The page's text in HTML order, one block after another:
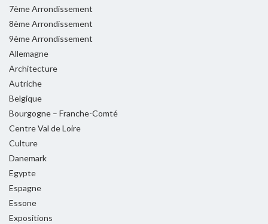
7ème Arrondissement
8ème Arrondissement
9ème Arrondissement
Allemagne
Architecture
Autriche
Belgique
Bourgogne – Franche-Comté
Centre Val de Loire
Culture
Danemark
Egypte
Espagne
Essone
Expositions